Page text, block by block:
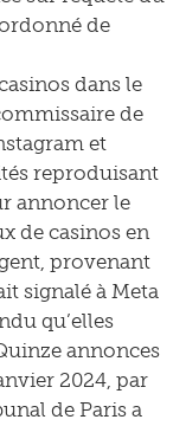
de
dans le
de
et
reproduisant
annoncer le
de casinos en
provenant
signalé à Meta
qu’elles
annonces
2024, par
de Paris a